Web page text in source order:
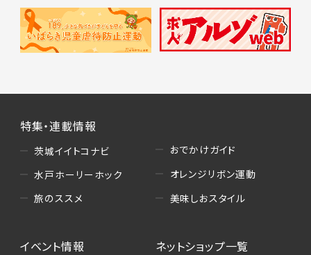
特集・連載情報
茨城イイトコナビ
水戸ホーリーホック
旅のススメ
おでかけガイド
オレンジリボン運動
美味しおスタイル
イベント情報
ネットショップ一覧